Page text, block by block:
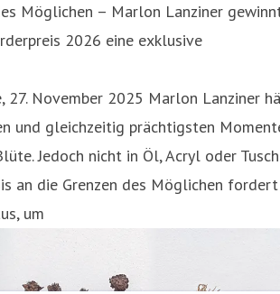
Möglichen – Marlon Lanziner
2026 eine exklusive
27. November 2025 Marlon Lanziner
und gleichzeitig prächtigsten
Jedoch nicht in Öl, Acryl oder
an die Grenzen des Möglichen fordert
um